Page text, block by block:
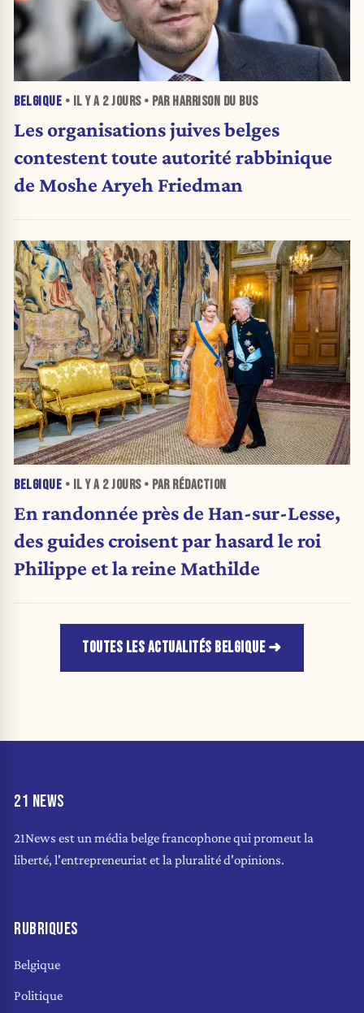
BELGIQUE • IL Y A 2 JOURS• PAR HARRISON DU BUS
Les organisations juives belges
contestent toute autorité rabbinique
de Moshe Aryeh Friedman
BELGIQUE • IL Y A 2 JOURS• PAR RÉDACTION
En randonnée près de Han-sur-Lesse,
des guides croisent par hasard le roi
Philippe et la reine Mathilde
TOUTES LES ACTUALITÉS BELGIQUE
21 NEWS
21News est un média belge francophone qui promeut la
liberté, l'entrepreneuriat et la pluralité d'opinions.
RUBRIQUES
Belgique
Politique